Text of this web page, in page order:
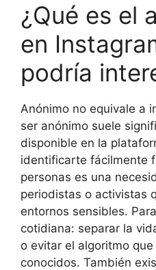
¿Qué es el
en
podría
Anónimo no equivale a
ser anónimo suele
disponible en la
identificarte fácilmente
personas es una
periodistas o activistas
entornos sensibles.
cotidiana: separar la
o evitar el algoritmo
conocidos. También